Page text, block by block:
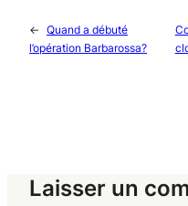
← Quand a débuté
l’opération Barbarossa?
Laisser un